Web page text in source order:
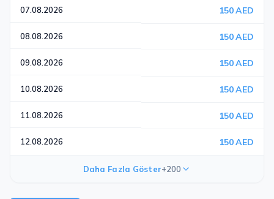
07.08.2026 150 AED
08.08.2026 150 AED
09.08.2026 150 AED
10.08.2026 150 AED
11.08.2026 150 AED
12.08.2026 150 AED
Daha Fazla Göster+200